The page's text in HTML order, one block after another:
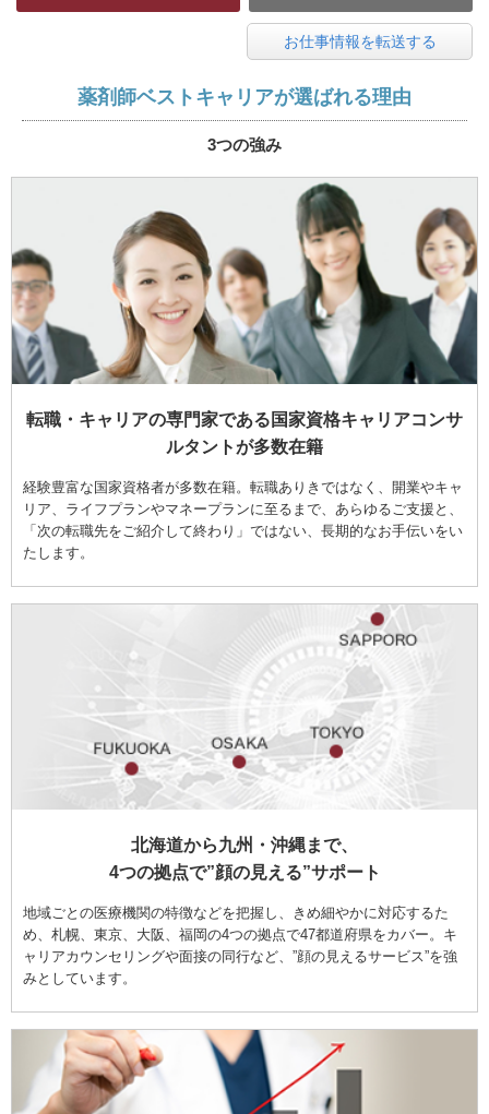
お仕事情報を転送する
薬剤師ベストキャリアが選ばれる理由
3つの強み
転職・キャリアの専門家である国家資格キャリアコンサ
ルタントが多数在籍
経験豊富な国家資格者が多数在籍。転職ありきではなく、開業やキャ
リア、ライフプランやマネープランに至るまで、あらゆるご支援と、
「次の転職先をご紹介して終わり」ではない、長期的なお手伝いをい
たします。
北海道から九州・沖縄まで、
4つの拠点で”顔の見える”サポート
地域ごとの医療機関の特徴などを把握し、きめ細やかに対応するた
め、札幌、東京、大阪、福岡の4つの拠点で47都道府県をカバー。キ
ャリアカウンセリングや面接の同行など、”顔の見えるサービス”を強
みとしています。